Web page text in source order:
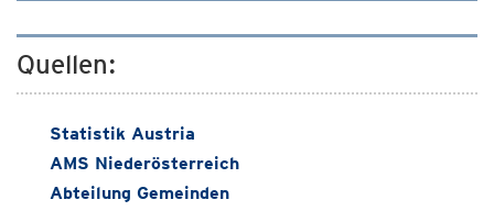
Quellen:
Statistik Austria
AMS Niederösterreich
Abteilung Gemeinden